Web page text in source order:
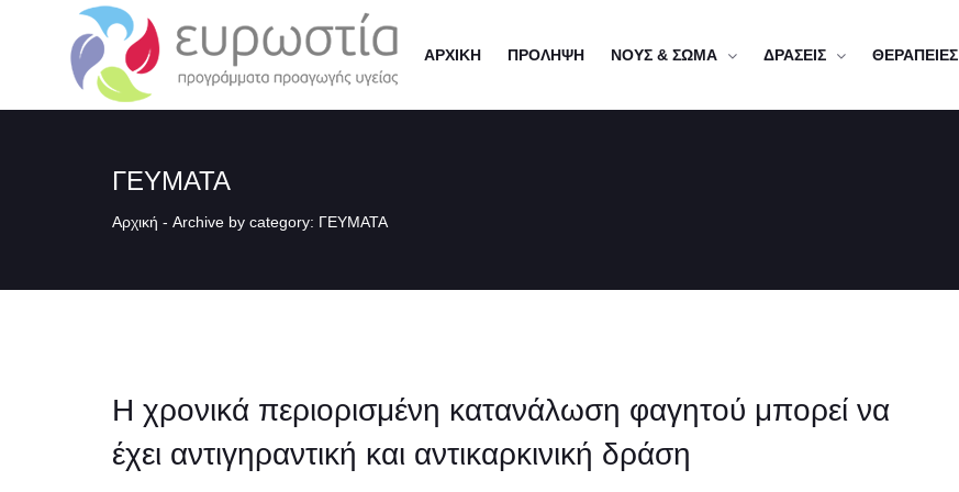
ΑΡΧΙΚΗ ΠΡΟΛΗΨΗ ΝΟΥΣ & ΣΩΜΑ ΔΡΑΣΕΙΣ ΘΕΡΑΠΕΙΕΣ
ΓΕΥΜΑΤΑ
Αρχική - Archive by category: ΓΕΥΜΑΤΑ
Η χρονικά περιορισμένη κατανάλωση φαγητού μπορεί να
έχει αντιγηραντική και αντικαρκινική δράση